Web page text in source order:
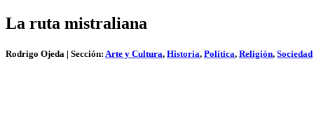
La ruta mistraliana
Rodrigo Ojeda | Sección: Arte y Cultura, Historia, Política, Religión, Sociedad